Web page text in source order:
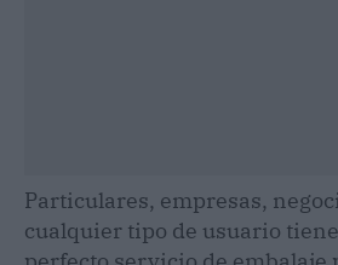
Particulares, empresas,
cualquier tipo de usuario